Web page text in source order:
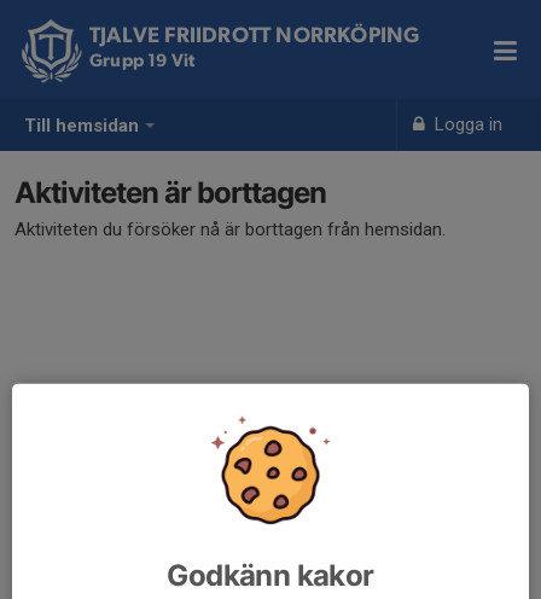
Till hemsidan Logga in
TJALVE FRIIDROTT NORRKÖPING
Grupp 19 Vit
Aktiviteten är borttagen
Aktiviteten du försöker nå är borttagen från hemsidan.
Godkänn kakor